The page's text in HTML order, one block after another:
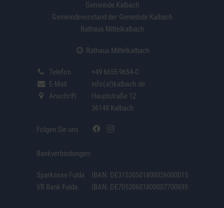
Gemeinde Kalbach
Gemeindevorstand der Gemeinde Kalbach
Rathaus Mittelkalbach
Rathaus Mittelkalbach
Telefon
+49 6655 9654-0
E-Mail
info(at)kalbach.de
Anschrift
Hauptstraße 12
36148 Kalbach
Folgen Sie uns
Bankverbindungen:
Sparkasse Fulda
VR Bank Fulda
IBAN: DE31530501800026000015
IBAN: DE70530601800007700695